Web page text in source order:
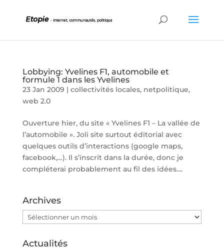
Lobbying: Yvelines F1, automobile et
formule 1 dans les Yvelines
23 Jan 2009 | collectivités locales, netpolitique,
web 2.0
Ouverture hier, du site « Yvelines F1 – La vallée de
l’automobile ». Joli site surtout éditorial avec
quelques outils d’interactions (google maps,
facebook,…). Il s’inscrit dans la durée, donc je
compléterai probablement au fil des idées....
Archives
Archives
Actualités